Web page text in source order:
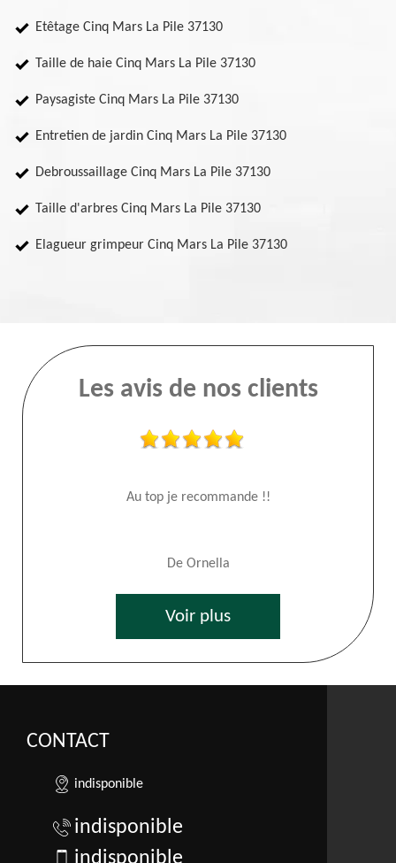
Etêtage Cinq Mars La Pile 37130
Taille de haie Cinq Mars La Pile 37130
Paysagiste Cinq Mars La Pile 37130
Entretien de jardin Cinq Mars La Pile 37130
Debroussaillage Cinq Mars La Pile 37130
Taille d'arbres Cinq Mars La Pile 37130
Elagueur grimpeur Cinq Mars La Pile 37130
Les avis de nos clients
Au top je recommande !!
De Ornella
Voir plus
CONTACT
indisponible
indisponible
indisponible